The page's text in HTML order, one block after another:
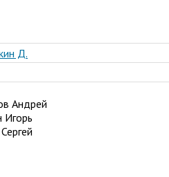
Д.
Андрей
Игорь